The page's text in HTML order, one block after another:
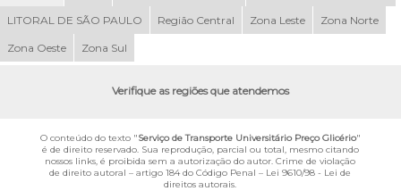
LITORAL DE SÃO PAULO Região Central Zona Leste Zona Norte
Zona Oeste Zona Sul
Verifique as regiões que atendemos
O conteúdo do texto "Serviço de Transporte Universitário Preço Glicério"
é de direito reservado. Sua reprodução, parcial ou total, mesmo citando
nossos links, é proibida sem a autorização do autor. Crime de violação
de direito autoral – artigo 184 do Código Penal – Lei 9610/98 - Lei de
direitos autorais.